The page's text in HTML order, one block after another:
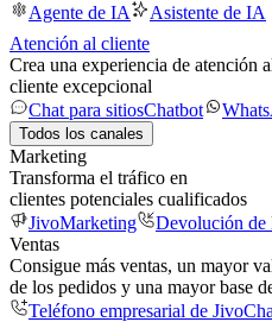
Agente de IA
Asistente de IA
Atención al cliente
Crea una experiencia de atención
cliente excepcional
Chat para sitiosChatbot
Todos los canales
Marketing
Transforma el tráfico en
clientes potenciales cualificados
JivoMarketing
Devolución de
Ventas
Consigue más ventas, un mayor
de los pedidos y una mayor base
Teléfono empresarial de